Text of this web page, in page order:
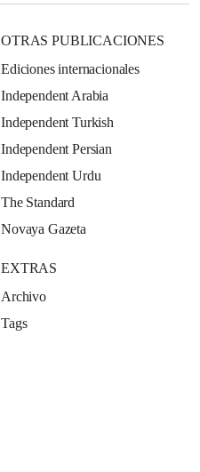
OTRAS PUBLICACIONES
Ediciones internacionales
Independent Arabia
Independent Turkish
Independent Persian
Independent Urdu
The Standard
Novaya Gazeta
EXTRAS
Archivo
Tags